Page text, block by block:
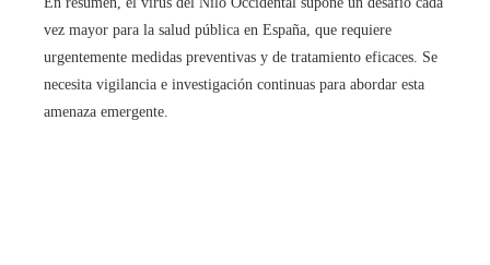
vez mayor para la salud pública en España, que requiere
urgentemente medidas preventivas y de tratamiento eficaces. Se
necesita vigilancia e investigación continuas para abordar esta
amenaza emergente.